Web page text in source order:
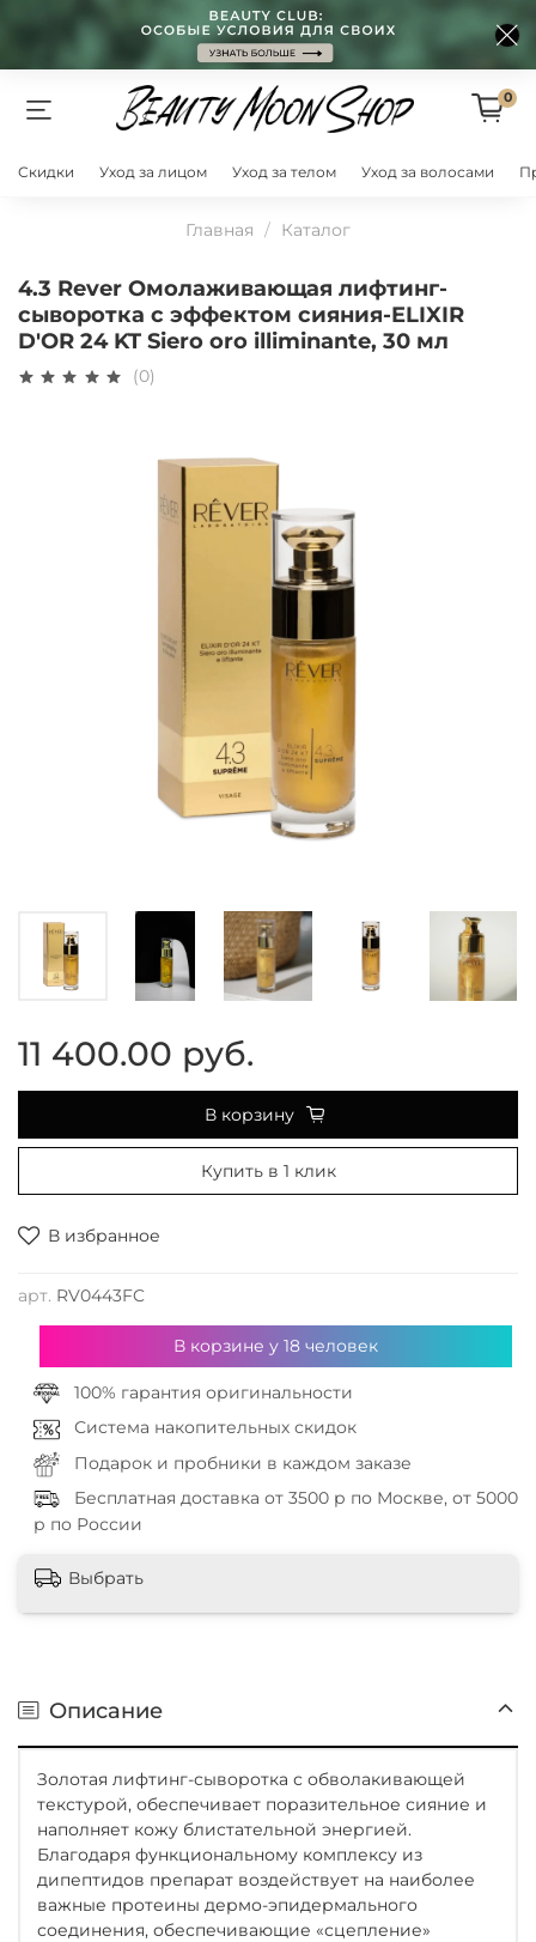
0
Скидки Уход за лицом Уход за телом Уход за волосами
Главная Каталог
4.3 Rever Омолаживающая лифтинг-
сыворотка с эффектом сияния-ELIXIR
D'OR 24 KT Siero oro illiminante, 30 мл
(0)
В избранное
арт. RV0443FC
11 400.00 руб.
В корзину
Купить в 1 клик
В корзине у 18человек
100% гарантия оригинальности
Система накопительных скидок
Подарок и пробники в каждом заказе
Бесплатная доставка от 3500 р по Москве, от 5000
р по России
Выбрать
Описание
Золотая лифтинг-сыворотка с обволакивающей
текстурой, обеспечивает поразительное сияние и
наполняет кожу блистательной энергией.
Благодаря функциональному комплексу из
дипептидов препарат воздействует на наиболее
важные протеины дермо-эпидермального
соединения, обеспечивающие «сцепление»